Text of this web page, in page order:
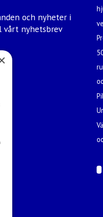
och nyheter i
vårt nyhetsbrev